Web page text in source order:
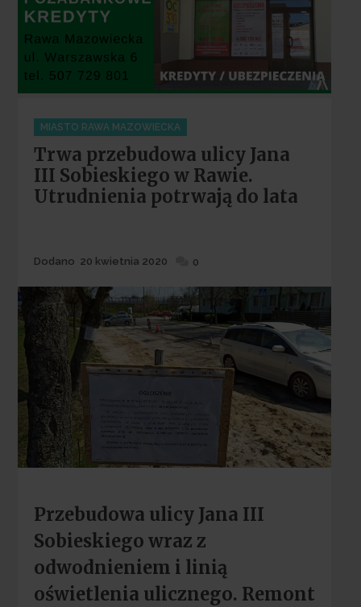
Categories
MIASTO RAWA MAZOWIECKA
Trwa przebudowa ulicy Jana
III Sobieskiego w Rawie.
Utrudnienia potrwają do lata
Dodane
Dodano 20 kwietnia 2020 0
Przebudowa ulicy Jana III
Sobieskiego wraz z
odwodnieniem i linią
oświetlenia ulicznego. Remont